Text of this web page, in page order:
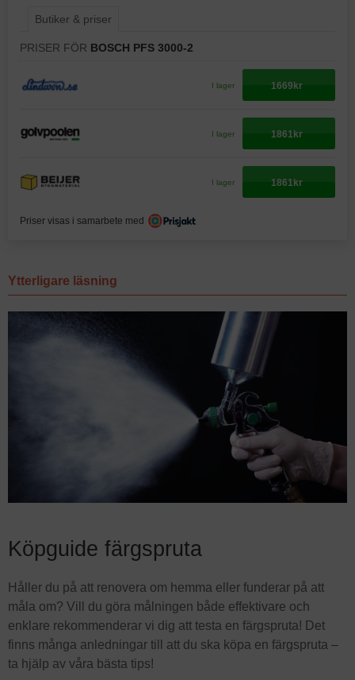
Butiker & priser
PRISER FÖR BOSCH PFS 3000-2
I lager 1669kr
I lager 1861kr
I lager 1861kr
Priser visas i samarbete med
Ytterligare läsning
Köpguide färgspruta
Håller du på att renovera om hemma eller funderar på att
måla om? Vill du göra målningen både effektivare och
enklare rekommenderar vi dig att testa en färgspruta! Det
finns många anledningar till att du ska köpa en färgspruta –
ta hjälp av våra bästa tips!